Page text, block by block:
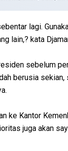
lagi.
lain,? kata
sebelum
berusia
ke Kantor
juga akan